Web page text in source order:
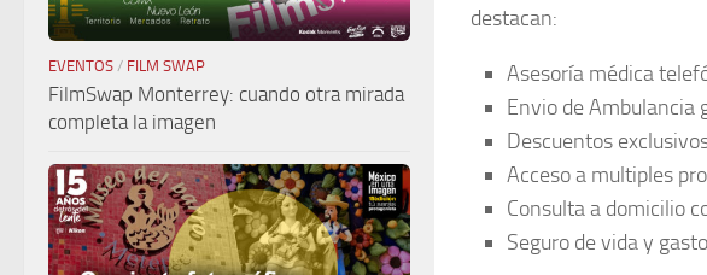
destacan:
Asesoría médica
Envio de Ambulancia
Descuentos
Acceso a multiples
Consulta a domicilio
Seguro de vida y
EVENTOS / FILM SWAP
FilmSwap Monterrey: cuando otra mirada
completa la imagen